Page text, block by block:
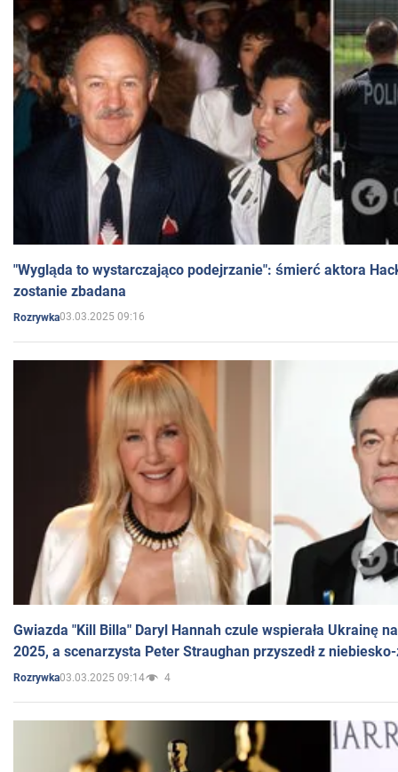
"Wygląda to wystarczająco podejrzanie": śmierć aktora
zostanie zbadana
Rozrywka03.03.2025 09:16
Gwiazda "Kill Billa" Daryl Hannah czule wspierała Ukrainę
2025, a scenarzysta Peter Straughan przyszedł z
Rozrywka03.03.2025 09:14 4